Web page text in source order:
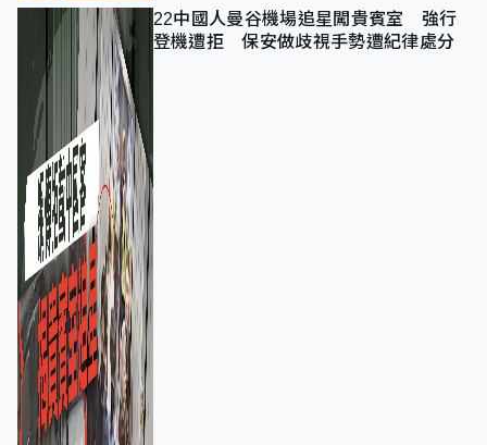
22中國人曼谷機場追星闖貴賓室 強行
登機遭拒 保安做歧視手勢遭紀律處分